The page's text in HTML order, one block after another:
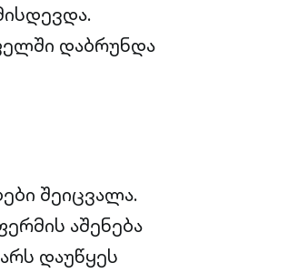
დაბრუნდა
შეიცვალა.
აშენება
დაუწყეს